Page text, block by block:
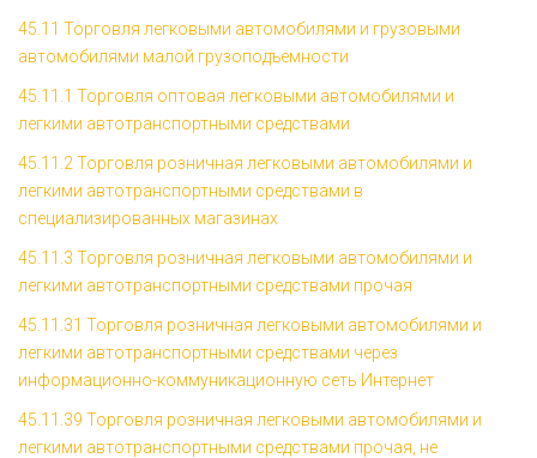
45.11 Торговля легковыми автомобилями и грузовыми
автомобилями малой грузоподъемности
45.11.1 Торговля оптовая легковыми автомобилями и
легкими автотранспортными средствами
45.11.2 Торговля розничная легковыми автомобилями и
легкими автотранспортными средствами в
специализированных магазинах
45.11.3 Торговля розничная легковыми автомобилями и
легкими автотранспортными средствами прочая
45.11.31 Торговля розничная легковыми автомобилями и
легкими автотранспортными средствами через
информационно-коммуникационную сеть Интернет
45.11.39 Торговля розничная легковыми автомобилями и
легкими автотранспортными средствами прочая, не